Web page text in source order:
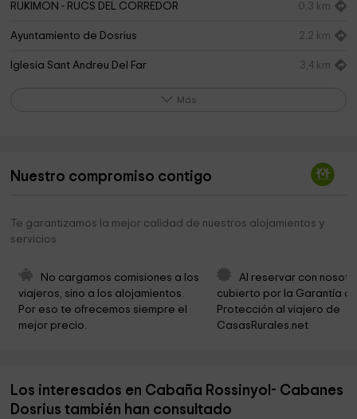
RUKIMON - RUCS DEL CORREDOR 0,3 km
Ayuntamiento de Dosrius 2,2 km
Iglesia Sant Andreu Del Far 3,4 km
ermita de sant sebastia del coll runese 4,3 km
Parròquia de Sant Andreu de Llavaneras
Ayuntamiento De Sant Andreu De Llavaneres
Ayuntamiento De Sant Andreu De Llavaneres
Ayuntamiento de Sant Andreu de Llavaneres 4,8 km
Ayuntamiento De Sant Andreu De Llavaneres 4,8 km
Más
Nuestro compromiso contigo
Te garantizamos la mejor calidad de nuestros alojamientos y
servicios
No cargamos comisiones a los
viajeros, sino a los alojamientos.
Por eso te ofrecemos siempre el
mejor precio.
Al reservar con
cubierto por la Garantía
Protección al viajero de
CasasRurales.net
Los interesados en Cabaña Rossinyol- Cabanes
Dosrius también han consultado